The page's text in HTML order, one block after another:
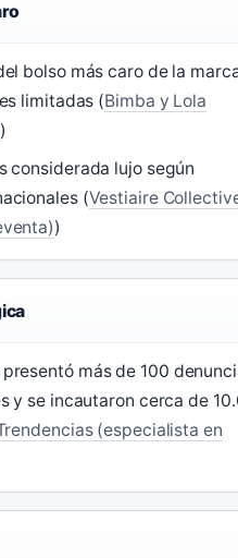
bolso más caro de la
limitadas (Bimba y Lola
)
considerada lujo según
(Vestiaire
)
más de 100
y se incautaron cerca de
(especialista en